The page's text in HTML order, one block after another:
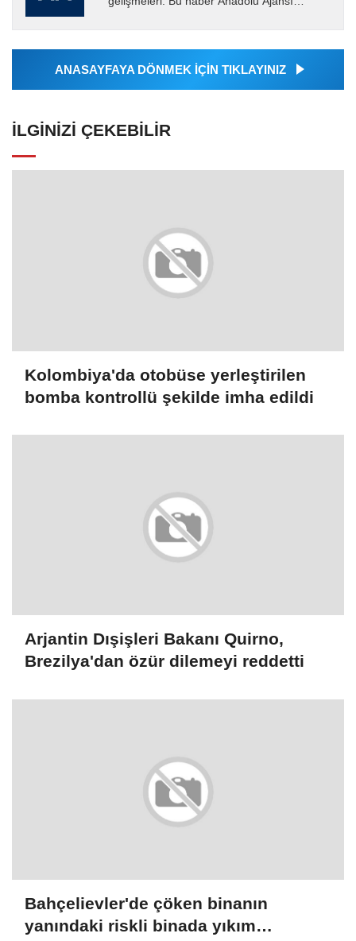
tarafından geçilen tüm...
ANASAYFAYA DÖNMEK İÇİN TIKLAYINIZ
İLGINIZI ÇEKEBILIR
Kolombiya'da otobüse yerleştirilen
bomba kontrollü şekilde imha edildi
Arjantin Dışişleri Bakanı Quirno,
Brezilya'dan özür dilemeyi reddetti
Bahçelievler'de çöken binanın
yanındaki riskli binada yıkım